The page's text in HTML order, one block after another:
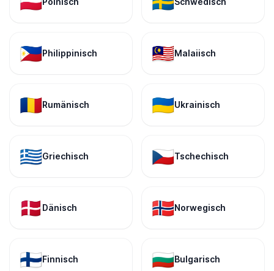
🇵🇭Philippinisch 🇲🇾Malaiisch
🇷🇴Rumänisch 🇺🇦Ukrainisch
🇬🇷Griechisch 🇨🇿Tschechisch
🇩🇰 Dänisch 🇳🇴Norwegisch
🇫🇮Finnisch 🇧🇬Bulgarisch